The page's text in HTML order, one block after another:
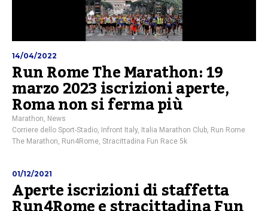
14/04/2022
Run Rome The Marathon: 19
marzo 2023 iscrizioni aperte,
Roma non si ferma più
Marathon News
Corriere dello Sport-Stadio Infront Italy, Italia Marathon Club Run Rome
The Marathon Run4Rome Stracittadina Fun Race 5k
01/12/2021
Aperte iscrizioni di staffetta